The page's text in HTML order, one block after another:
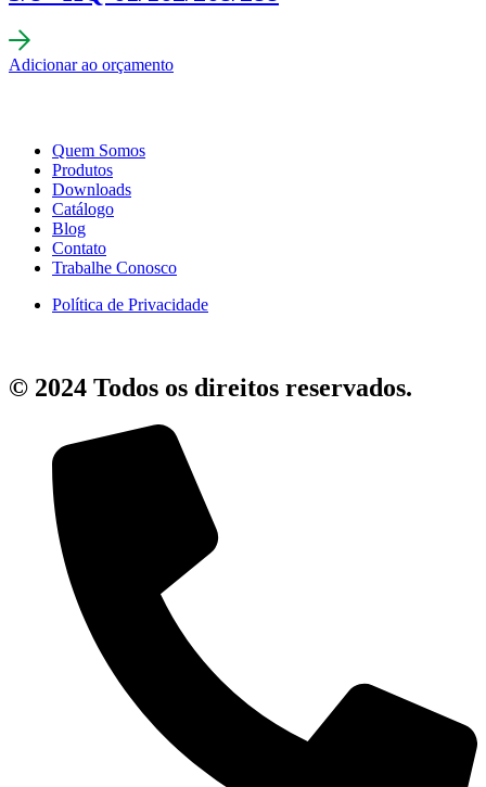
Adicionar ao orçamento
Quem Somos
Produtos
Downloads
Catálogo
Blog
Contato
Trabalhe Conosco
Política de Privacidade
© 2024 Todos os direitos reservados.